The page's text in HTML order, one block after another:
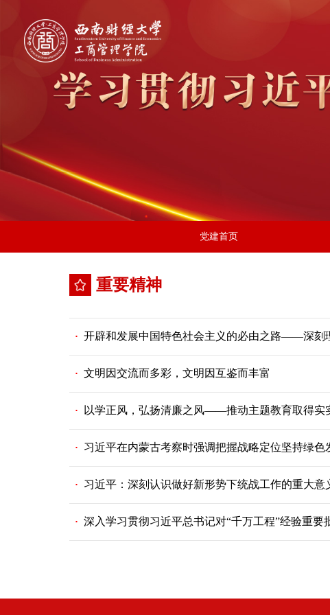
党建首页
重要精神
· 开辟和发展中国特色社会主义的必由之路——深刻
· 文明因交流而多彩，文明因互鉴而丰富
· 以学正风，弘扬清廉之风——推动主题教育取得实
· 习近平在内蒙古考察时强调把握战略定位坚持绿
· 习近平：深刻认识做好新形势下统战工作的重大意
· 深入学习贯彻习近平总书记对“千万工程”经验重要